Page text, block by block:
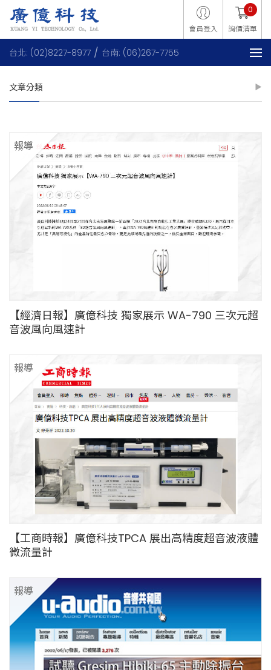
會員登入 詢價清單
0
台北: (02)8227-8977 台南: (06)267-7755
文章分類
報導
媒體
【經濟日報】廣億科技 獨家展示 WA-790 三次元超
音波風向風速計
報導
媒體
【工商時報】廣億科技TPCA 展出高精度超音波液體
微流量計
報導
媒體